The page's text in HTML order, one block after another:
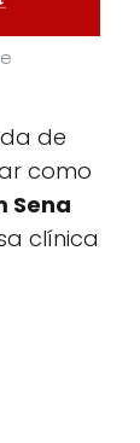
de
como
Sena
clínica